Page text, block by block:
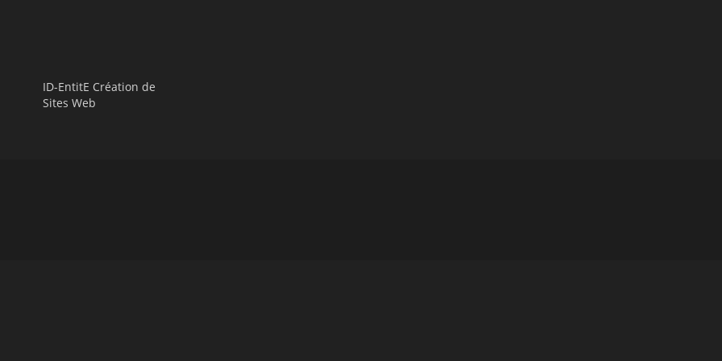
ID-EntitE Création de
Sites Web